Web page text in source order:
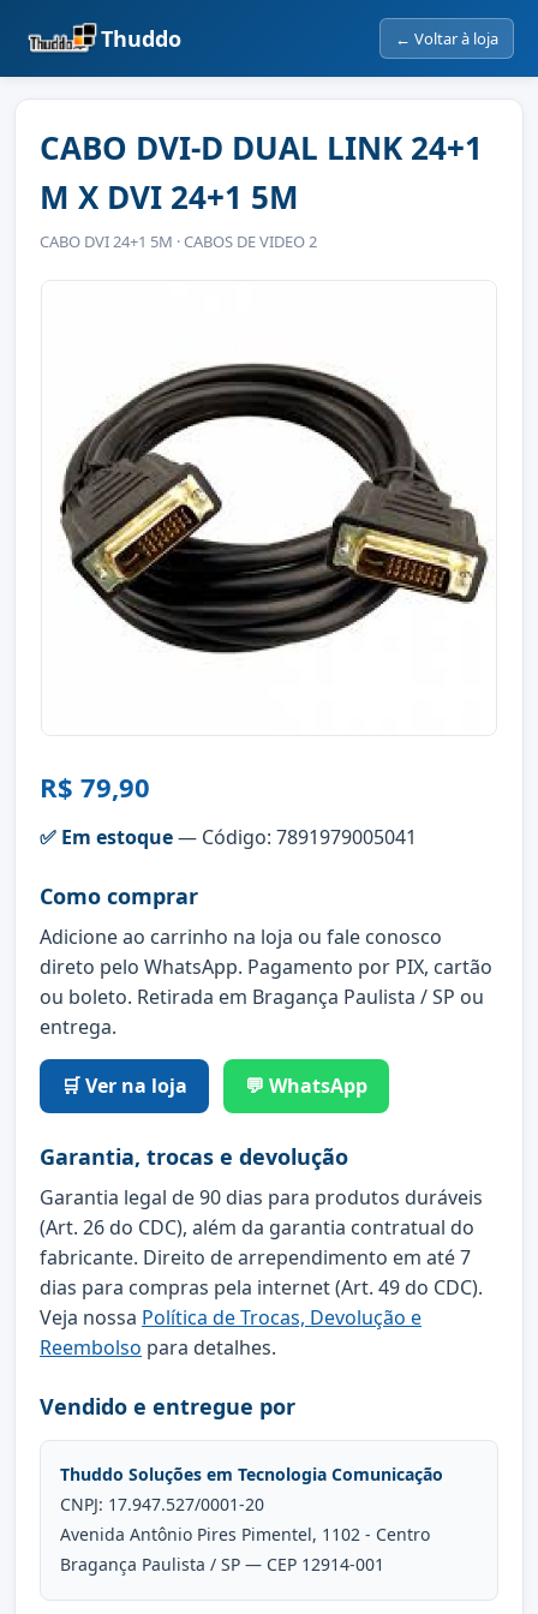
Thuddo ← Voltar à loja
CABO DVI-D DUAL LINK 24+1
M X DVI 24+1 5M
CABO DVI 24+1 5M · CABOS DE VIDEO 2
R$ 79,90
✅ Em estoque— Código: 7891979005041
Como comprar
Adicione ao carrinho na loja ou fale conosco
direto pelo WhatsApp. Pagamento por PIX, cartão
ou boleto. Retirada em Bragança Paulista / SP ou
entrega.
🛒 Ver na loja 💬 WhatsApp
Garantia, trocas e devolução
Garantia legal de 90 dias para produtos duráveis
(Art. 26 do CDC), além da garantia contratual do
fabricante. Direito de arrependimento em até 7
dias para compras pela internet (Art. 49 do CDC).
Veja nossa Política de Trocas, Devolução e
Reembolso para detalhes.
Vendido e entregue por
Thuddo Soluções em Tecnologia Comunicação
CNPJ: 17.947.527/0001-20
Avenida Antônio Pires Pimentel, 1102 - Centro
Bragança Paulista / SP — CEP 12914-001